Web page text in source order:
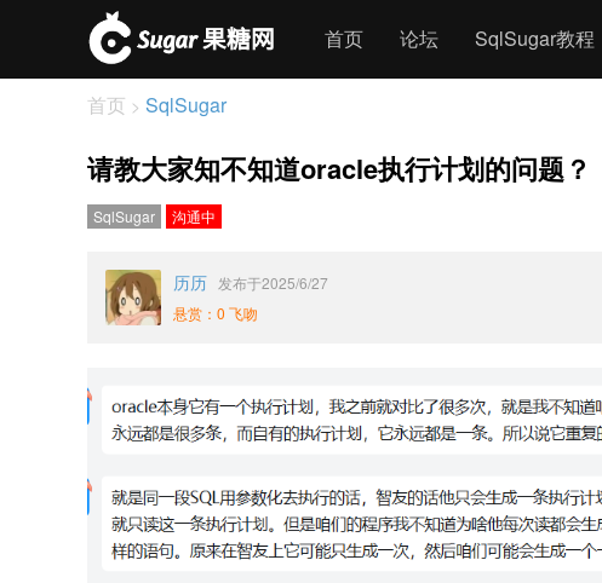
首页 论坛 SqlSugar教程
首页 > SqlSugar
请教大家知不知道oracle执行计划的问题？
SqlSugar 沟通中
历历 发布于2025/6/27
悬赏：0 飞吻